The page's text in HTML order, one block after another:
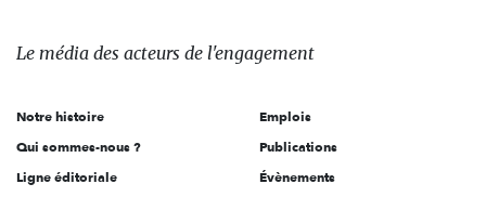
des
l'engagement
Le média des acteurs de l'engagement
Notre histoire
Qui sommes-nous ?
Ligne éditoriale
Emplois
Publications
Évènements